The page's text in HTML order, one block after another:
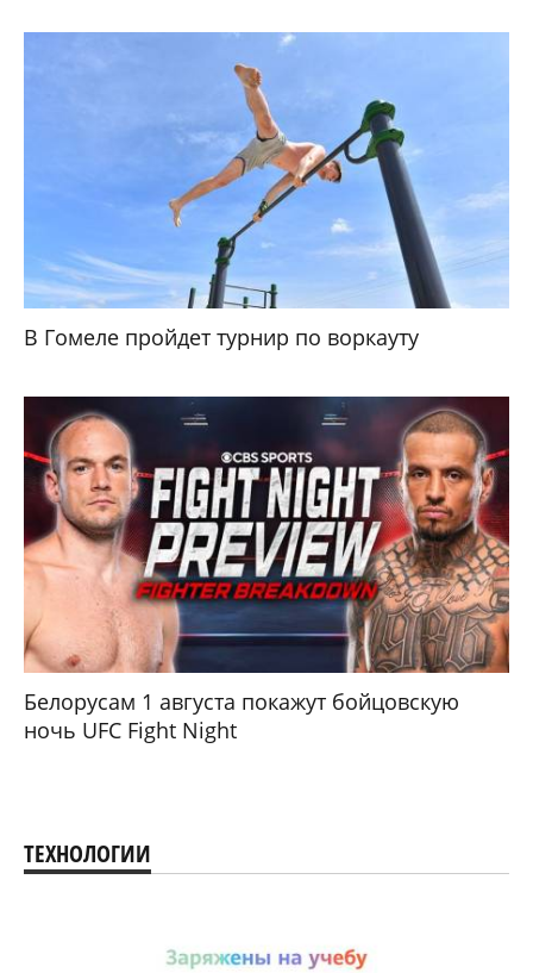
В Гомеле пройдет турнир по воркауту
Белорусам 1 августа покажут бойцовскую
ночь UFC Fight Night
ТЕХНОЛОГИИ